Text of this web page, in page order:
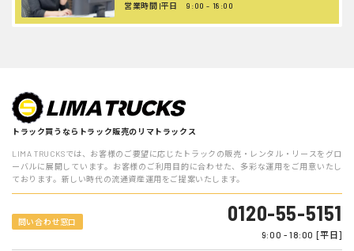
営業時間 |平日 9:00 - 18:00
トラック買うならトラック販売のリマトラックス
LIMA TRUCKSでは、お客様のご要望に応じたトラックの販売・レンタル・リースをグロ
ーバルに展開しています。お客様のご利用目的に合わせた、多彩な運用をご用意いたし
ております。新しい時代の流通資産運用をご提案いたします。
問い合わせ窓口 0120-55-5151
9:00 - 18:00 [平日]